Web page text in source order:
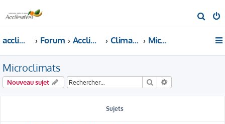
e
acclimatons.com Forum Acclimatons les fruitiers ! Climatologie Microclimats
Microclimats
Nouveau sujet Rechercher
Sujets